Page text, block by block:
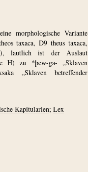
morphologische Variante
taxaca, D9 theus taxaca,
lautlich ist der Auslaut
H) zu *þew-ga- „Sklaven
„Sklaven betreffender
Kapitularien; Lex